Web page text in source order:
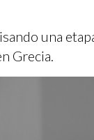
una
Grecia.